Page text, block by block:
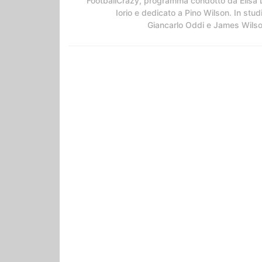
Iorio e dedicato a Pino Wilson. In
Giancarlo Oddi e James